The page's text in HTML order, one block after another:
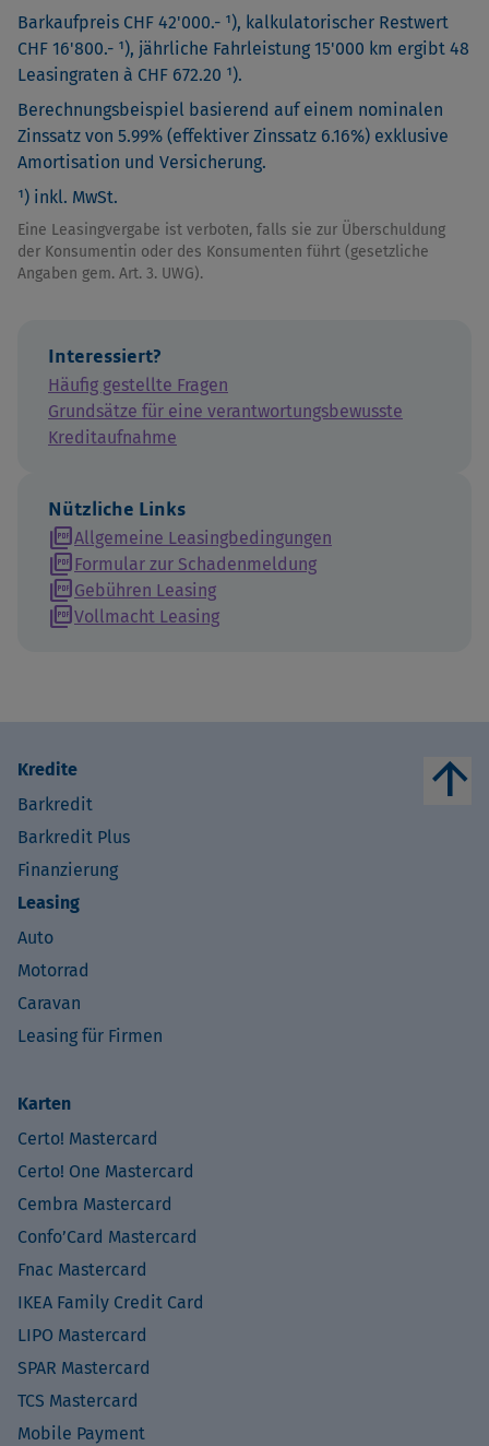
Barkaufpreis CHF 42'000.- ¹), kalkulatorischer Restwert
CHF 16'800.- ¹), jährliche Fahrleistung 15'000 km ergibt 48
Leasingraten à CHF 672.20 ¹).
Berechnungsbeispiel basierend auf einem nominalen
Zinssatz von 5.99% (effektiver Zinssatz 6.16%) exklusive
Amortisation und Versicherung.
¹) inkl. MwSt.
Eine Leasingvergabe ist verboten, falls sie zur Überschuldung
der Konsumentin oder des Konsumenten führt (gesetzliche
Angaben gem. Art. 3. UWG).
Interessiert?
Häufig gestellte Fragen
Grundsätze für eine verantwortungsbewusste
Kreditaufnahme
Nützliche Links
picture_as_pdfAllgemeine Leasingbedingungen
picture_as_pdfFormular zur Schadenmeldung
picture_as_pdfGebühren Leasing
picture_as_pdfVollmacht Leasing
Kredite
Barkredit
Barkredit Plus
Finanzierung
Leasing
Auto
Motorrad
Caravan
Leasing für Firmen
Karten
Certo! Mastercard
Certo! One Mastercard
Cembra Mastercard
Confo’Card Mastercard
Fnac Mastercard
IKEA Family Credit Card
LIPO Mastercard
SPAR Mastercard
TCS Mastercard
Mobile Payment
arrow_upward